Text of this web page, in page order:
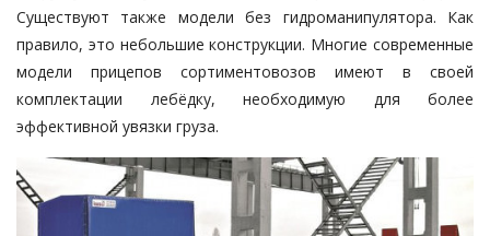
Существуют также модели без гидроманипулятора. Как
правило, это небольшие конструкции. Многие современные
модели прицепов сортиментовозов имеют в своей
комплектации лебёдку, необходимую для более
эффективной увязки груза.